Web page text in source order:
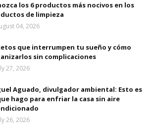
los 6 productos más nocivos en los
de limpieza
04, 2026
que interrumpen tu sueño y cómo
sin complicaciones
27, 2026
Aguado, divulgador ambiental: Esto es
hago para enfriar la casa sin aire
26, 2026